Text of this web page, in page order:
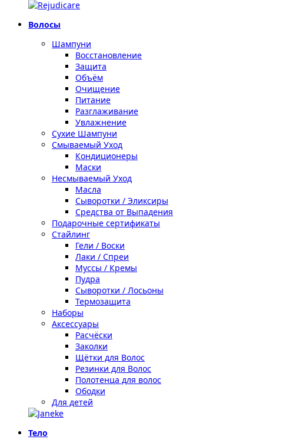
Волосы
Шампуни
Восстановление
Защита
Объём
Очищение
Питание
Разглаживание
Увлажнение
Сухие Шампуни
Смываемый Уход
Кондиционеры
Маски
Несмываемый Уход
Масла
Сыворотки / Эликсиры
Средства от Выпадения
Подарочные сертификаты
Стайлинг
Гели / Воски
Лаки / Спреи
Муссы / Кремы
Пудра
Сыворотки / Лосьоны
Термозащита
Наборы
Аксессуары
Расчёски
Заколки
Щётки для Волос
Резинки для Волос
Полотенца для волос
Ободки
Для детей
Тело